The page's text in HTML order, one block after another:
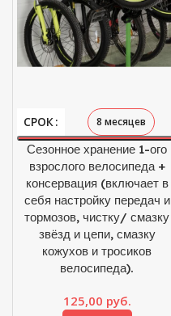
СРОК 8 месяцев
Сезонное хранение 1-ого
взрослого велосипеда +
консервация (включает в
себя настройку передач и
тормозов, чистку/ смазку
звёзд и цепи, смазку
кожухов и тросиков
велосипеда).
125,00 руб.